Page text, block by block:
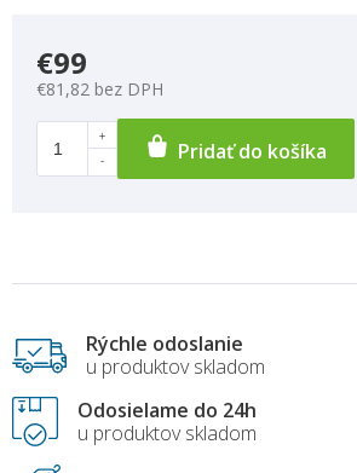
€99
€81,82 bez DPH
Pridať do košíka
Rýchle odoslanie
u produktov skladom
Odosielame do 24h
u produktov skladom